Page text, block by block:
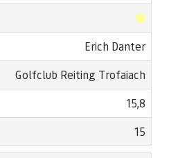
Erich Danter
Golfclub Reiting Trofaiach
15,8
15